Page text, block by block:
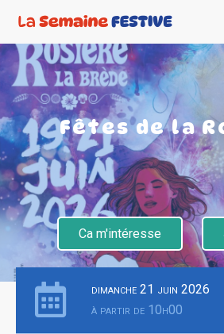
Fêtes de la
Ca m'intéresse
dimanche 21 juin 2026
à partir de 10h00